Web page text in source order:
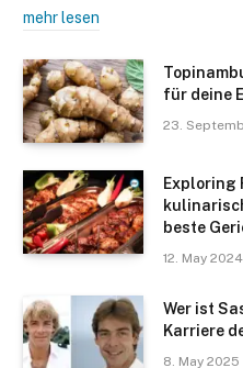
mehr lesen
für deine
23.
Exploring
beste
12. May 2024
Wer ist
Karriere
8. May 2025